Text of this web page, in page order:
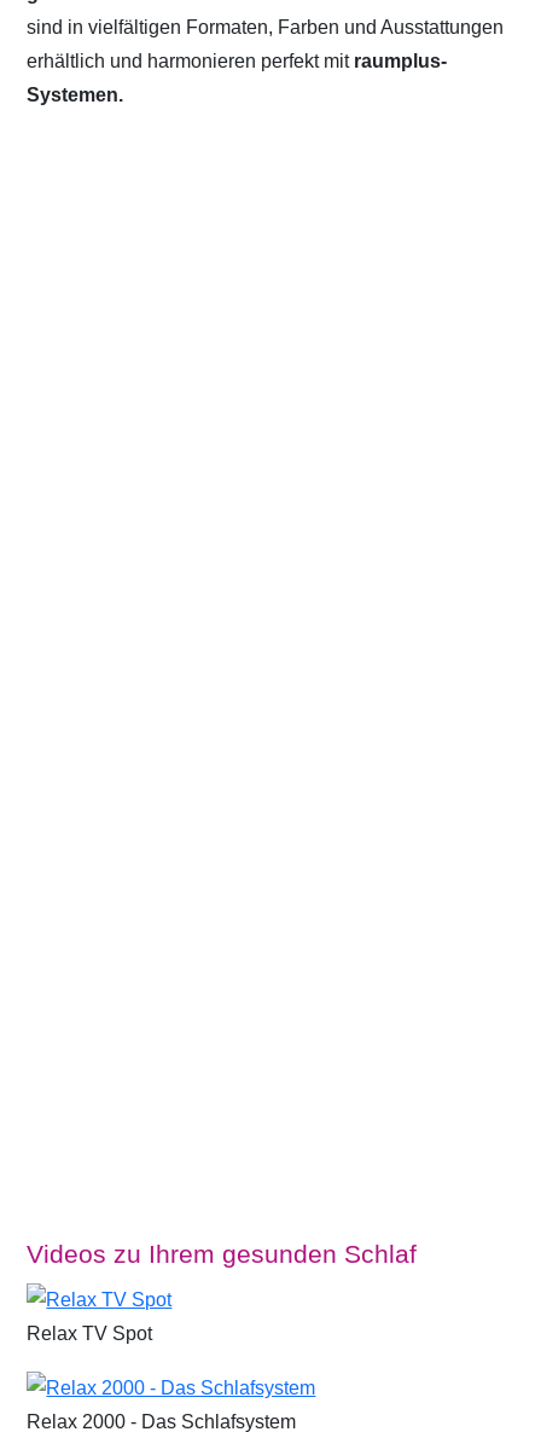
sind in vielfältigen Formaten, Farben und Ausstattungen
erhältlich und harmonieren perfekt mit raumplus-
Systemen.
Videos zu Ihrem gesunden Schlaf
Relax TV Spot
Relax 2000 - Das Schlafsystem